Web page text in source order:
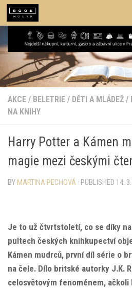
Skip to content
AKCE / BELETRIE / DĚTI A MLÁDEŽ /
NA KNIHY
Harry Potter a Kámen
magie mezi českými
BY MARTINA PECHOVÁ · PUBLISHED 14.
Je to už čtvrtstoletí, co se díky
pultech českých knihkupectví
Kámen mudrců, první díl série o
na čele. Dílo britské autorky J.K.
celosvětovým fenoménem, ačkoli